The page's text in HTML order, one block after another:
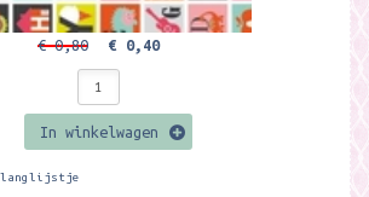
€ 0,80 € 0,40
In winkelwagen